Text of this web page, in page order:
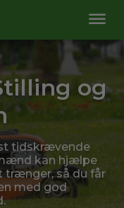
og
tidskrævende
kan hjælpe
trænger, så du får
med god